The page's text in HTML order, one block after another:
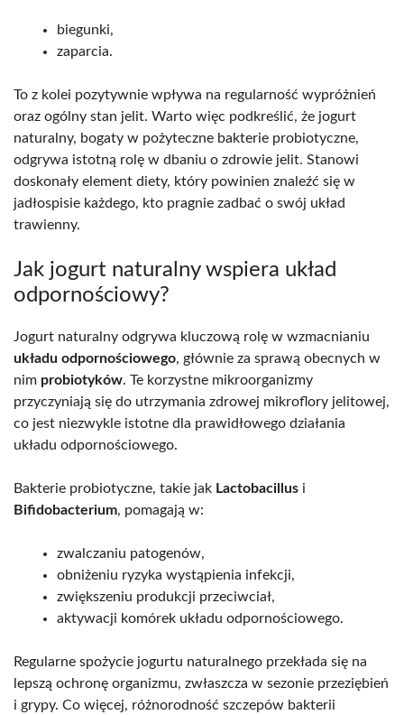
biegunki,
zaparcia.
To z kolei pozytywnie wpływa na regularność wypróżnień
oraz ogólny stan jelit. Warto więc podkreślić, że jogurt
naturalny, bogaty w pożyteczne bakterie probiotyczne,
odgrywa istotną rolę w dbaniu o zdrowie jelit. Stanowi
doskonały element diety, który powinien znaleźć się w
jadłospisie każdego, kto pragnie zadbać o swój układ
trawienny.
Jak jogurt naturalny wspiera układ
odpornościowy?
Jogurt naturalny odgrywa kluczową rolę w wzmacnianiu
układu odpornościowego, głównie za sprawą obecnych w
nim probiotyków. Te korzystne mikroorganizmy
przyczyniają się do utrzymania zdrowej mikroflory jelitowej,
co jest niezwykle istotne dla prawidłowego działania
układu odpornościowego.
Bakterie probiotyczne, takie jak Lactobacillus i
Bifidobacterium, pomagają w:
zwalczaniu patogenów,
obniżeniu ryzyka wystąpienia infekcji,
zwiększeniu produkcji przeciwciał,
aktywacji komórek układu odpornościowego.
Regularne spożycie jogurtu naturalnego przekłada się na
lepszą ochronę organizmu, zwłaszcza w sezonie przeziębień
i grypy. Co więcej, różnorodność szczepów bakterii